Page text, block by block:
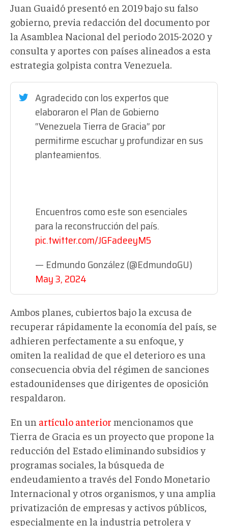
Juan Guaidó presentó en 2019 bajo su falso
gobierno, previa redacción del documento por
la Asamblea Nacional del periodo 2015-2020 y
consulta y aportes con países alineados a esta
estrategia golpista contra Venezuela.
Agradecido con los expertos que
elaboraron el Plan de Gobierno
“Venezuela Tierra de Gracia” por
permitirme escuchar y profundizar en sus
planteamientos.
Encuentros como este son esenciales
para la reconstrucción del país.
pic.twitter.com/JGFadeeyM5
— Edmundo González (@EdmundoGU)
May 3, 2024
Ambos planes, cubiertos bajo la excusa de
recuperar rápidamente la economía del país, se
adhieren perfectamente a su enfoque, y
omiten la realidad de que el deterioro es una
consecuencia obvia del régimen de sanciones
estadounidenses que dirigentes de oposición
respaldaron.
En un artículo anterior mencionamos que
Tierra de Gracia es un proyecto que propone la
reducción del Estado eliminando subsidios y
programas sociales, la búsqueda de
endeudamiento a través del Fondo Monetario
Internacional y otros organismos, y una amplia
privatización de empresas y activos públicos,
especialmente en la industria petrolera y